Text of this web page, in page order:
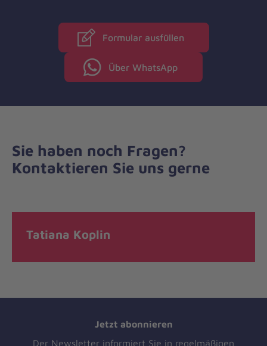
Formular ausfüllen
Über WhatsApp
Sie haben noch Fragen?
Kontaktieren Sie uns gerne
Tatiana Koplin
Jetzt abonnieren
Der Newsletter informiert Sie in regelmäßigen